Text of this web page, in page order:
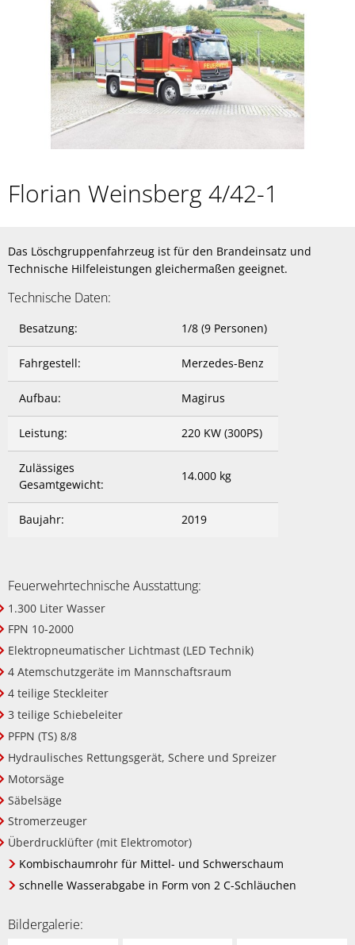
Florian Weinsberg 4/42-1
Das Löschgruppenfahrzeug ist für den Brandeinsatz und
Technische Hilfeleistungen gleichermaßen geeignet.
Technische Daten:
Besatzung: 1/8 (9 Personen)
Fahrgestell: Merzedes-Benz
Aufbau: Magirus
Leistung: 220 KW (300PS)
Zulässiges
Gesamtgewicht:
14.000 kg
Baujahr: 2019
Feuerwehrtechnische Ausstattung:
1.300 Liter Wasser
FPN 10-2000
Elektropneumatischer Lichtmast (LED Technik)
4 Atemschutzgeräte im Mannschaftsraum
4 teilige Steckleiter
3 teilige Schiebeleiter
PFPN (TS) 8/8
Hydraulisches Rettungsgerät, Schere und Spreizer
Motorsäge
Säbelsäge
Stromerzeuger
Überdrucklüfter (mit Elektromotor)
Kombischaumrohr für Mittel- und Schwerschaum
schnelle Wasserabgabe in Form von 2 C-Schläuchen
Bildergalerie: